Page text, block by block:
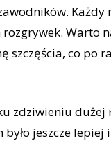
Warto
szczęścia, co po
ku zdziwieniu
jeszcze